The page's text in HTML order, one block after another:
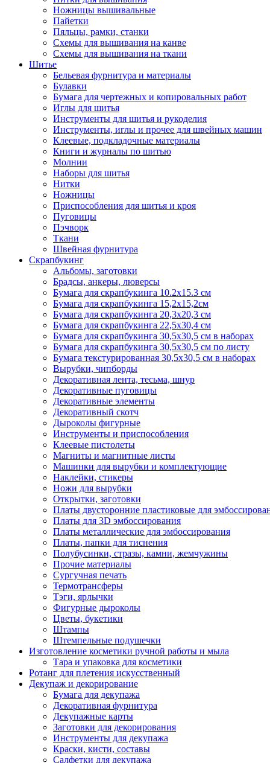
Ножницы вышивальные
Пайетки
Пяльцы, рамки, станки
Схемы для вышивания на канве
Схемы для вышивания на ткани
Шитье
Бельевая фурнитура и материалы
Булавки
Бумага для чертежных и копировальных работ
Иглы для шитья
Инструменты для шитья и рукоделия
Инструменты, иглы и прочее для швейных машин
Клеевые, подкладочные материалы
Книги и журналы по шитью
Молнии
Наборы для шитья
Нитки
Ножницы
Приспособления для шитья и кроя
Пуговицы
Пэчворк
Ткани
Швейная фурнитура
Скрапбукинг
Альбомы, заготовки
Брадсы, анкеры, люверсы
Бумага для скрапбукинга 10.2х15.3 см
Бумага для скрапбукинга 15,2х15,2см
Бумага для скрапбукинга 20,3х20,3 см
Бумага для скрапбукинга 22,5х30,4 см
Бумага для скрапбукинга 30,5х30,5 см в наборах
Бумага для скрапбукинга 30,5х30,5 см по листу
Бумага текстурированная 30,5х30,5 см в наборах
Вырубки, чипборды
Декоративная лента, тесьма, шнур
Декоративные пуговицы
Декоративные элементы
Декоративный скотч
Дыроколы фигурные
Инструменты и приспособления
Клеевые пистолеты
Магниты и магнитные листы
Машинки для вырубки и комплектующие
Наклейки, стикеры
Ножи для вырубки
Открытки, заготовки
Платы двусторонние пластиковые для
Платы для 3D эмбоссирования
Платы металлические для эмбоссирования
Платы, папки для тиснения
Полубусинки, стразы, камни, жемчужины
Прочие материалы
Сургучная печать
Термотрансферы
Тэги, ярлычки
Фигурные дыроколы
Цветы, букетики
Штампы
Штемпельные подушечки
Изготовление косметики ручной работы и мыла
Тара и упаковка для косметики
Ротанг для плетения искусственный
Декупаж и декорирование
Бумага для декупажа
Декоративная фурнитура
Декупажные карты
Заготовки для декорирования
Инструменты для декупажа
Краски, кисти, составы
Салфетки для декупажа